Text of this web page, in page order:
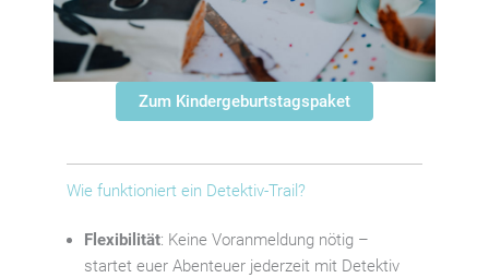
Zum Kindergeburtstagspaket
Wie funktioniert ein Detektiv-Trail?
Flexibilität: Keine Voranmeldung nötig –
startet euer Abenteuer jederzeit mit Detektiv